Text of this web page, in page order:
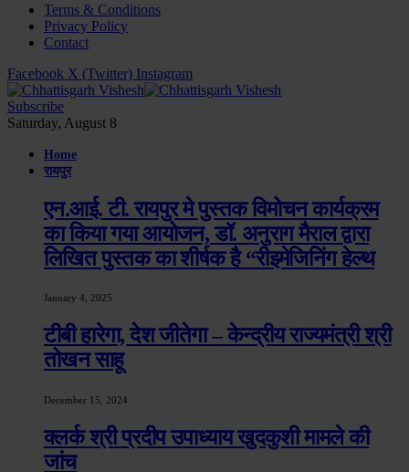
Terms & Conditions
Privacy Policy
Contact
Facebook X (Twitter) Instagram
Subscribe
Saturday, August 8
Home
रायपुर
एन.आई. टी. रायपुर मे पुस्तक विमोचन कार्यक्रम
का किया गया आयोजन, डॉ. अनुराग मैराल द्वारा
लिखित पुस्तक का शीर्षक है “रीइमेजिनिंग हेल्थ
January 4, 2025
टीबी हारेगा, देश जीतेगा – केन्द्रीय राज्यमंत्री श्री
तोखन साहू
December 15, 2024
क्लर्क श्री प्रदीप उपाध्याय खुदकुशी मामले की
जांच